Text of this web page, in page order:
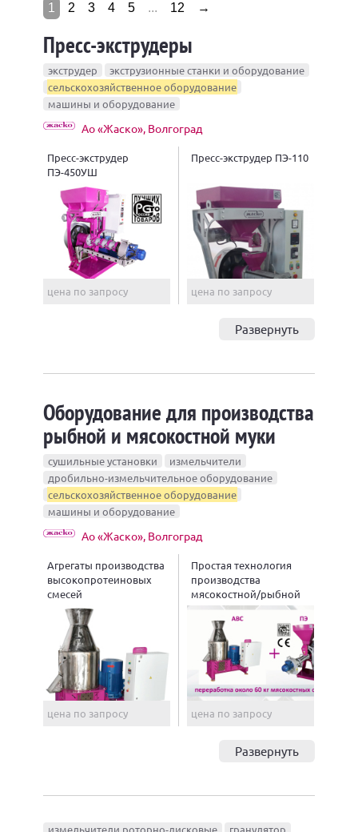
1 2 3 4 5 ... 12 →
Пресс-экструдеры
экструдер
экструзионные станки и оборудование
сельскохозяйственное оборудование
машины и оборудование
Ао «Жаско», Волгоград
Пресс-экструдер
ПЭ-450УШ
цена по запросу
Пресс-экструдер ПЭ-110
цена по запросу
Развернуть
Оборудование для производства
рыбной и мясокостной муки
сушильные установки
измельчители
дробильно-измельчительное оборудование
сельскохозяйственное оборудование
машины и оборудование
Ао «Жаско», Волгоград
Агрегаты производства
высокопротеиновых
смесей
цена по запросу
Простая технология
производства
мясокостной/рыбной
цена по запросу
Развернуть
измельчители роторно-дисковые гранулятор